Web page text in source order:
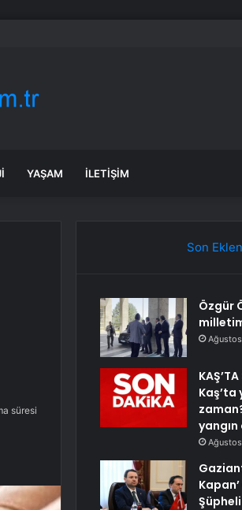
yangın olayı nedir?
YAŞAM İLETIŞIM
süresi
Son
Özgür
Kaş’ta
yangın